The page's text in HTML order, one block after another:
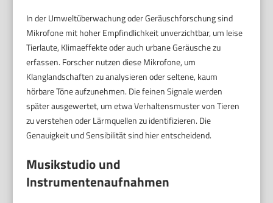
In der Umweltüberwachung oder Geräuschforschung sind
Mikrofone mit hoher Empfindlichkeit unverzichtbar, um leise
Tierlaute, Klimaeffekte oder auch urbane Geräusche zu
erfassen. Forscher nutzen diese Mikrofone, um
Klanglandschaften zu analysieren oder seltene, kaum
hörbare Töne aufzunehmen. Die feinen Signale werden
später ausgewertet, um etwa Verhaltensmuster von Tieren
zu verstehen oder Lärmquellen zu identifizieren. Die
Genauigkeit und Sensibilität sind hier entscheidend.
Musikstudio und
Instrumentenaufnahmen